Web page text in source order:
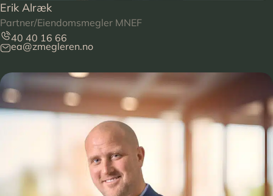
Erik Alræk
Partner/Eiendomsmegler MNEF
40 40 16 66
ea@zmegleren.no